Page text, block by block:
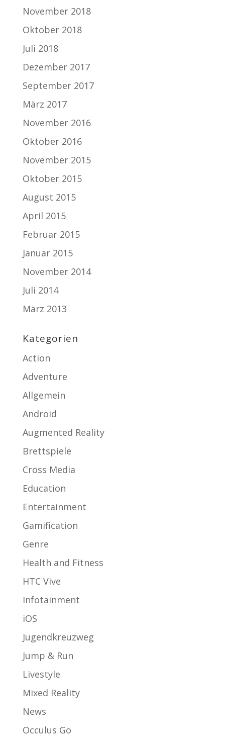
November 2018
Oktober 2018
Juli 2018
Dezember 2017
September 2017
März 2017
November 2016
Oktober 2016
November 2015
Oktober 2015
August 2015
April 2015
Februar 2015
Januar 2015
November 2014
Juli 2014
März 2013
Kategorien
Action
Adventure
Allgemein
Android
Augmented Reality
Brettspiele
Cross Media
Education
Entertainment
Gamification
Genre
Health and Fitness
HTC Vive
Infotainment
iOS
Jugendkreuzweg
Jump & Run
Livestyle
Mixed Reality
News
Occulus Go